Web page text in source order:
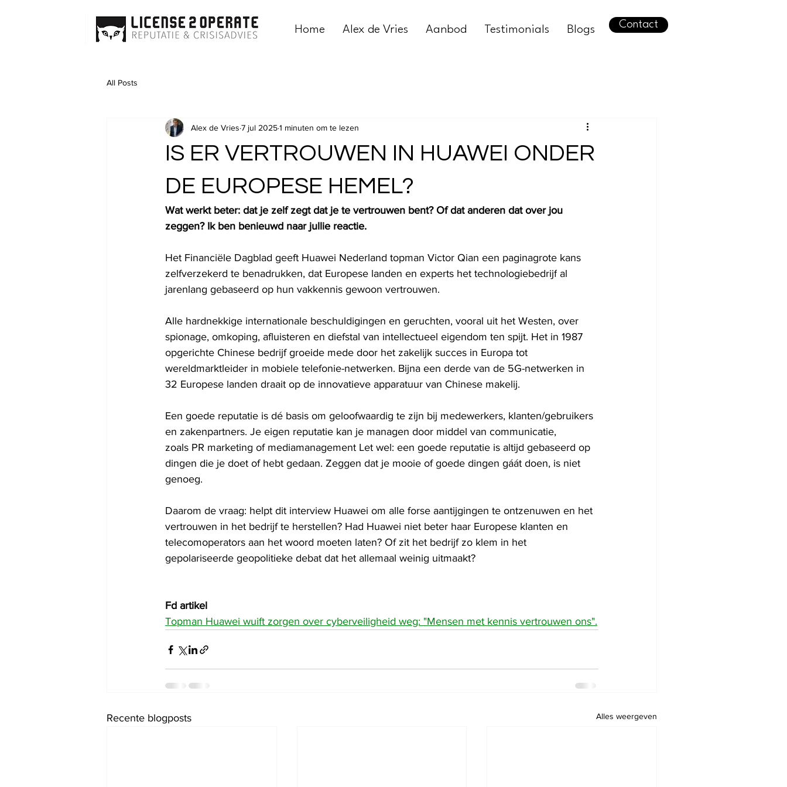
Home Alex de Vries Aanbod Testimonials Blogs Contact
All Posts
IS ER VERTROUWEN IN HUAWEI ONDER
DE EUROPESE HEMEL?
Alex de Vries 7 jul 20251 minuten om te lezen
Wat werkt beter: dat je zelf zegt dat je te vertrouwen bent? Of dat anderen dat over jou
zeggen? Ik ben benieuwd naar jullie reactie.
Het Financiële Dagblad geeft Huawei Nederland topman Victor Qian een paginagrote kans
zelfverzekerd te benadrukken, dat Europese landen en experts het technologiebedrijf al
jarenlang gebaseerd op hun vakkennis gewoon vertrouwen.
Alle hardnekkige internationale beschuldigingen en geruchten, vooral uit het Westen, over
spionage, omkoping, afluisteren en diefstal van intellectueel eigendom ten spijt. Het in 1987
opgerichte Chinese bedrijf groeide mede door het zakelijk succes in Europa tot
wereldmarktleider in mobiele telefonie-netwerken. Bijna een derde van de 5G-netwerken in
32 Europese landen draait op de innovatieve apparatuur van Chinese makelij.
Een goede reputatie is dé basis om geloofwaardig te zijn bij medewerkers, klanten/gebruikers
en zakenpartners. Je eigen reputatie kan je managen door middel van communicatie,
zoals PR marketing of mediamanagement Let wel: een goede reputatie is altijd gebaseerd op
dingen die je doet of hebt gedaan. Zeggen dat je mooie of goede dingen gáát doen, is niet
genoeg.
Daarom de vraag: helpt dit interview Huawei om alle forse aantijgingen te ontzenuwen en het
vertrouwen in het bedrijf te herstellen? Had Huawei niet beter haar Europese klanten en
telecomoperators aan het woord moeten laten? Of zit het bedrijf zo klem in het
gepolariseerde geopolitieke debat dat het allemaal weinig uitmaakt?
Fd artikel
Topman Huawei wuift zorgen over cyberveiligheid weg: "Mensen met kennis vertrouwen ons".
Recente blogposts Alles weergeven